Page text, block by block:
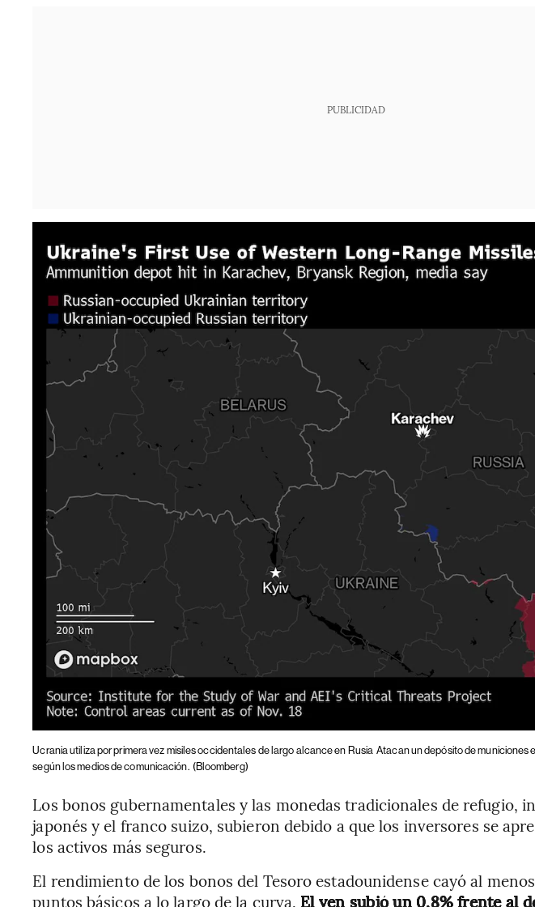
PUBLICIDAD
Ucrania utiliza por primera vez misiles occidentales de largo alcance en Rusia Atacan un depósito de municiones
según los medios de comunicación. (Bloomberg)
Los bonos gubernamentales y las monedas tradicionales de refugio,
japonés y el franco suizo, subieron debido a que los inversores se
los activos más seguros.
El rendimiento de los bonos del Tesoro estadounidense cayó al
puntos básicos a lo largo de la curva. El yen subió un 0,8% frente al